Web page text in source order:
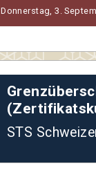
Donnerstag, 3.
STS